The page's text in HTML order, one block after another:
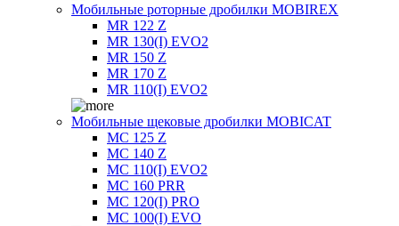
Мобильные роторные дробилки MOBIREX
MR 122 Z
MR 130(I) EVO2
MR 150 Z
MR 170 Z
MR 110(I) EVO2
Мобильные щековые дробилки MOBICAT
MC 125 Z
MC 140 Z
MC 110(I) EVO2
MC 160 PRR
MC 120(I) PRO
MC 100(I) EVO